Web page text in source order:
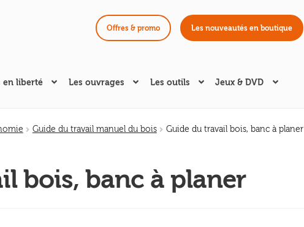
Offres & promo Les nouveautés en boutique
en liberté Les ouvrages Les outils Jeux & DVD
Guide du travail manuel du bois Guide du travail bois, banc à planer
bois, banc à planer